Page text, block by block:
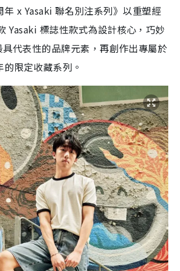
年 x Yasaki 聯名別注系列》以重塑經
Yasaki 標誌性款式為設計核心，巧妙
代表性的品牌元素，再創作出專屬於
限定收藏系列。